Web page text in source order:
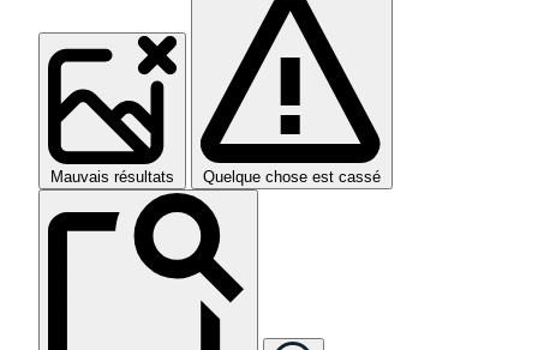
Mauvais résultats Quelque chose est cassé